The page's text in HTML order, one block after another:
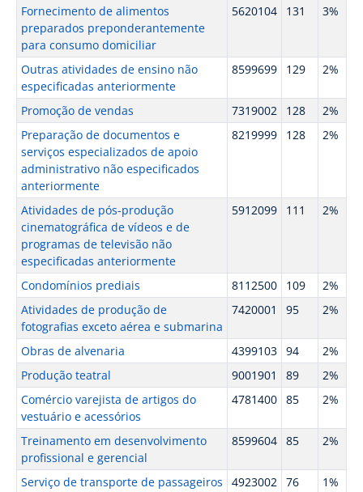
Fornecimento de alimentos
preparados preponderantemente
para consumo domiciliar
5620104 131 3%
Outras atividades de ensino não
especificadas anteriormente
8599699 129 2%
Promoção de vendas 7319002 128
2%
Preparação de documentos e
serviços especializados de apoio
administrativo não especificados
anteriormente
8219999 128 2%
Atividades de pós-produção
cinematográfica de vídeos e de
programas de televisão não
especificadas anteriormente
5912099 111 2%
Condomínios prediais 8112500 109
2%
Atividades de produção de
fotografias exceto aérea e submarina
7420001 95 2%
Obras de alvenaria 4399103 94
2%
Produção teatral
9001901 89
2%
Comércio varejista de artigos do
vestuário e acessórios
4781400 85 2%
Treinamento em desenvolvimento
profissional e gerencial
8599604 85 2%
Serviço de transporte de passageiros
4923002 76 1%